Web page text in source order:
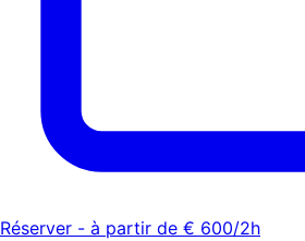
Réserver - à partir de € 600/2h